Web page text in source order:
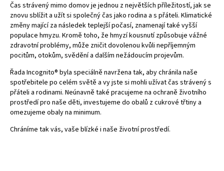
Čas strávený mimo domov je jednou z největších příležitostí, jak se
znovu sblížit a užít si společný čas jako rodina a s přáteli. Klimatické
změny mající za následek teplejší počasí, znamenají také vyšší
populace hmyzu. Kromě toho, že hmyzí kousnutí způsobuje vážné
zdravotní problémy, může zničit dovolenou kvůli nepříjemným
pocitům, otokům, svěděnía dalším nežádoucím projevům.
Řada Incognito® byla speciálně navržena tak, aby chránila naše
spotřebitele po celém světě a vy jste si mohli užívat čas strávenýs
přáteli a rodinami. Neúnavně také pracujeme na ochraně životního
prostředí pro naše děti, investujeme do obalů z cukrové třtiny a
omezujeme obaly na minimum.
Chráníme tak vás, vaše blízké i naše životní prostředí.